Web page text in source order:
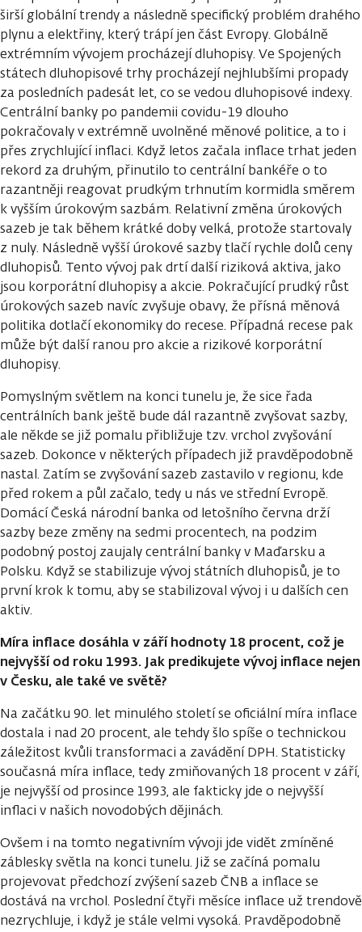
širší globální trendy a následně specifický problém drahého
plynu a elektřiny, který trápí jen část Evropy. Globálně
extrémním vývojem procházejí dluhopisy. Ve Spojených
státech dluhopisové trhy procházejí nejhlubšími propady
za posledních padesát let, co se vedou dluhopisové indexy.
Centrální banky po pandemii covidu-19 dlouho
pokračovaly v extrémně uvolněné měnové politice, a to i
přes zrychlující inflaci. Když letos začala inflace trhat jeden
rekord za druhým, přinutilo to centrální bankéře o to
razantněji reagovat prudkým trhnutím kormidla směrem
k vyšším úrokovým sazbám. Relativní změna úrokových
sazeb je tak během krátké doby velká, protože startovaly
z nuly. Následně vyšší úrokové sazby tlačí rychle dolů ceny
dluhopisů. Tento vývoj pak drtí další riziková aktiva, jako
jsou korporátní dluhopisy a akcie. Pokračující prudký růst
úrokových sazeb navíc zvyšuje obavy, že přísná měnová
politika dotlačí ekonomiky do recese. Případná recese pak
může být další ranou pro akcie a rizikové korporátní
dluhopisy.
Pomyslným světlem na konci tunelu je, že sice řada
centrálních bank ještě bude dál razantně zvyšovat sazby,
ale někde se již pomalu přibližuje tzv. vrchol zvyšování
sazeb. Dokonce v některých případech již pravděpodobně
nastal. Zatím se zvyšování sazeb zastavilo v regionu, kde
před rokem a půl začalo, tedy u nás ve střední Evropě.
Domácí Česká národní banka od letošního června drží
sazby beze změny na sedmi procentech, na podzim
podobný postoj zaujaly centrální banky v Maďarsku a
Polsku. Když se stabilizuje vývoj státních dluhopisů, je to
první krok k tomu, aby se stabilizoval vývoj i u dalších cen
aktiv.
Míra inflace dosáhla v září hodnoty 18 procent, což je
nejvyšší od roku 1993. Jak predikujete vývoj inflace nejen
v Česku, ale také ve světě?
Na začátku 90. let minulého století se oficiální míra inflace
dostala i nad 20 procent, ale tehdy šlo spíše o technickou
záležitost kvůli transformaci a zavádění DPH. Statisticky
současná míra inflace, tedy zmiňovaných 18 procent v září,
je nejvyšší od prosince 1993, ale fakticky jde o nejvyšší
inflaci v našich novodobých dějinách.
Ovšem i na tomto negativním vývoji jde vidět zmíněné
záblesky světla na konci tunelu. Již se začíná pomalu
projevovat předchozí zvýšení sazeb ČNB a inflace se
dostává na vrchol. Poslední čtyři měsíce inflace už trendově
nezrychluje, i když je stále velmi vysoká. Pravděpodobně